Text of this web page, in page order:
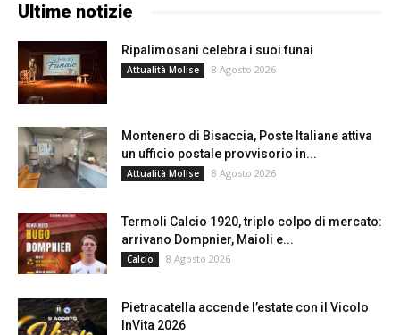
Ultime notizie
Ripalimosani celebra i suoi funai
Attualità Molise 8 Agosto 2026
Montenero di Bisaccia, Poste Italiane attiva
un ufficio postale provvisorio in...
Attualità Molise 8 Agosto 2026
Termoli Calcio 1920, triplo colpo di mercato:
arrivano Dompnier, Maioli e...
Calcio 8 Agosto 2026
Pietracatella accende l’estate con il Vicolo
InVita 2026